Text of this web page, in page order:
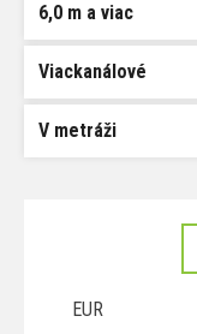
6,0 m a viac
Viackanálové
V metráži
EUR